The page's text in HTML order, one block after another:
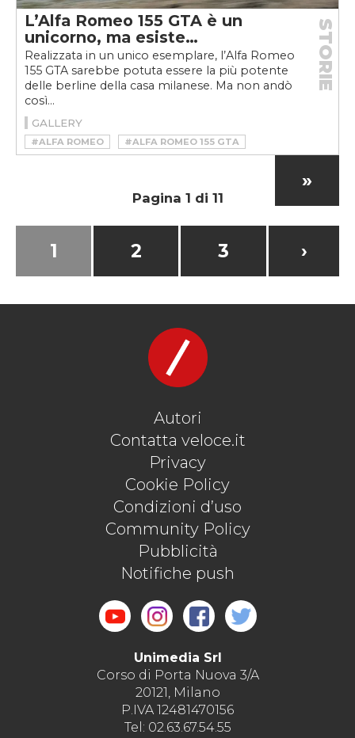
L’Alfa Romeo 155 GTA è un
unicorno, ma esiste…
Realizzata in un unico esemplare, l’Alfa Romeo
155 GTA sarebbe potuta essere la più potente
delle berline della casa milanese. Ma non andò
così...
STORIE
GALLERY
#ALFA ROMEO #ALFA ROMEO 155 GTA
Pagina 1 di 11
1 2 3 ›
»
Autori
Contatta veloce.it
Privacy
Cookie Policy
Condizioni d’uso
Community Policy
Pubblicità
Notifiche push
Unimedia Srl
Corso di Porta Nuova 3/A
20121, Milano
P.IVA 12481470156
Tel: 02.63.67.54.55